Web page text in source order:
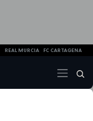
REAL MURCIA FC CARTAGENA